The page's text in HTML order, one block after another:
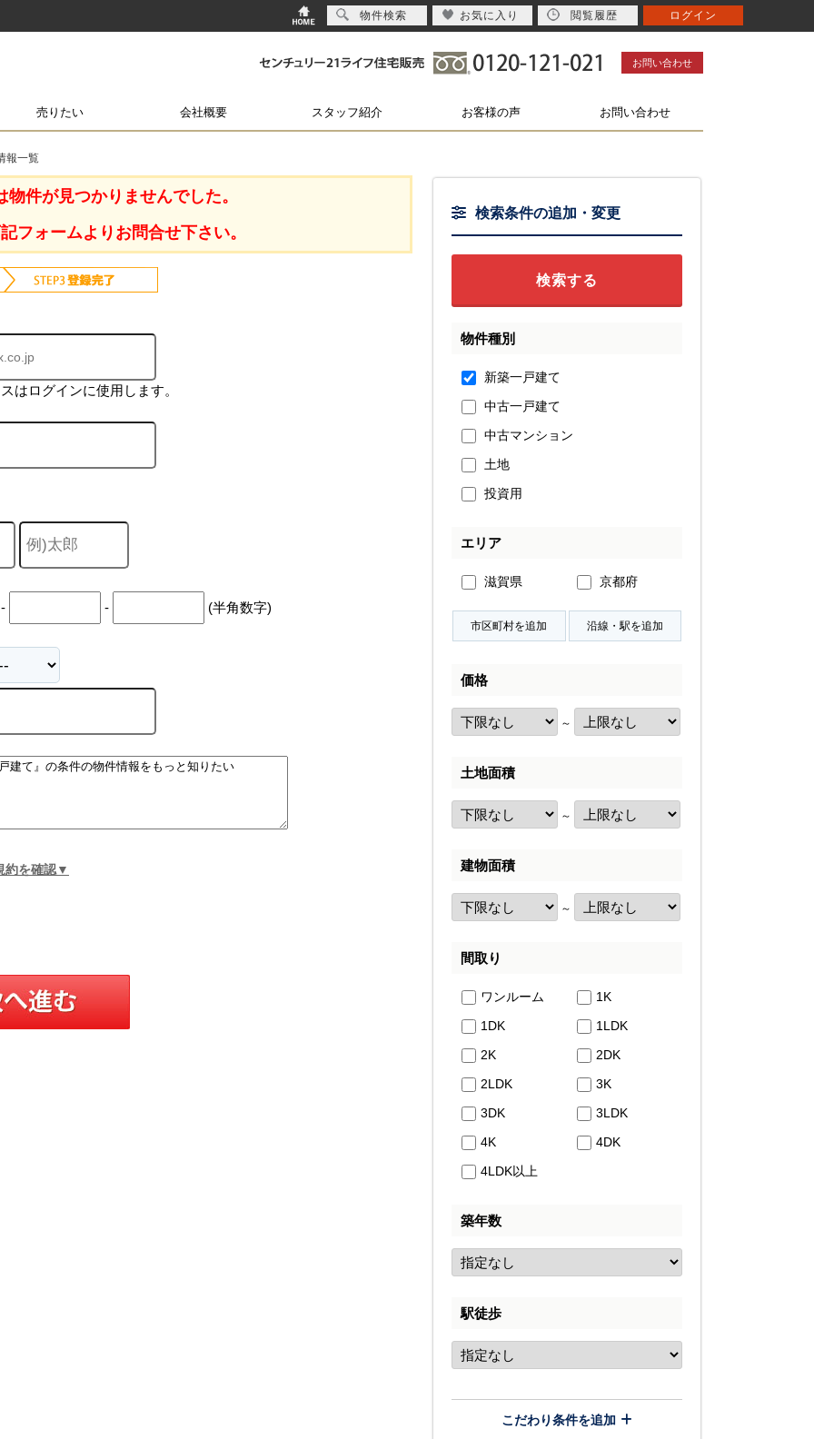
お問い合わせ
売りたい 会社概要 スタッフ紹介 お客様の声 お問い合わせ
報一覧
件が見つかりませんでした。
フォームよりお問合せ下さい。
はログインに使用します。
- (半角数字)
約を確認▼
検索条件の追加・変更
物件種別
新築一戸建て
中古一戸建て
中古マンション
土地
投資用
エリア
滋賀県 京都府
価格
～
土地面積
～
建物面積
～
間取り
ワンルーム
1K
1DK
1LDK
2K
2DK
2LDK
3K
3DK
3LDK
4K
4DK
4LDK以上
築年数
駅徒歩
こだわり条件を追加
物件検索 お気に入り 閲覧履歴 ログイン